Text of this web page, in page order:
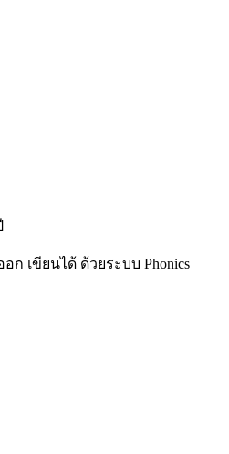
ก เขียนได้ ด้วยระบบ Phonics